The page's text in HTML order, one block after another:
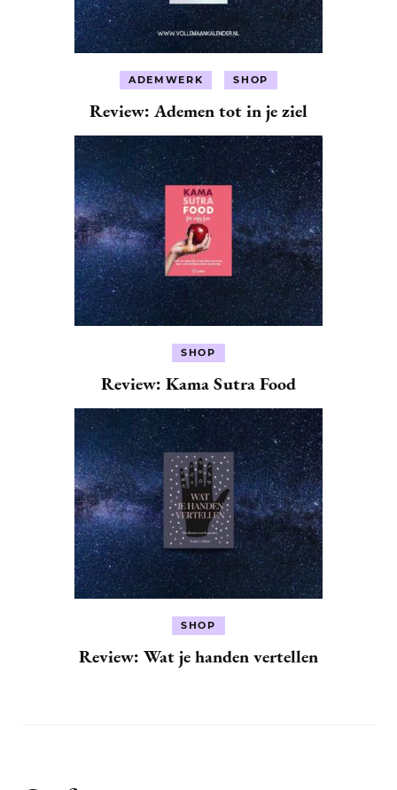
ADEMWERK SHOP
Review: Ademen tot in je ziel
SHOP
Review: Kama Sutra Food
SHOP
Review: Wat je handen vertellen